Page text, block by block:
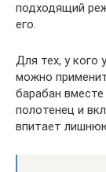
подходящий
его.
Для тех, у кого
можно
барабан
полотенец и
впитает